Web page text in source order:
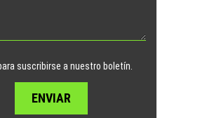
suscribirse a nuestro boletín.